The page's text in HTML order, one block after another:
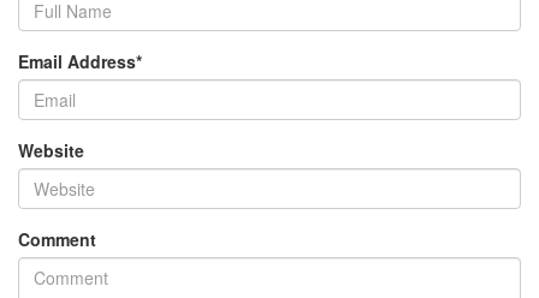
Email Address*
Website
Comment